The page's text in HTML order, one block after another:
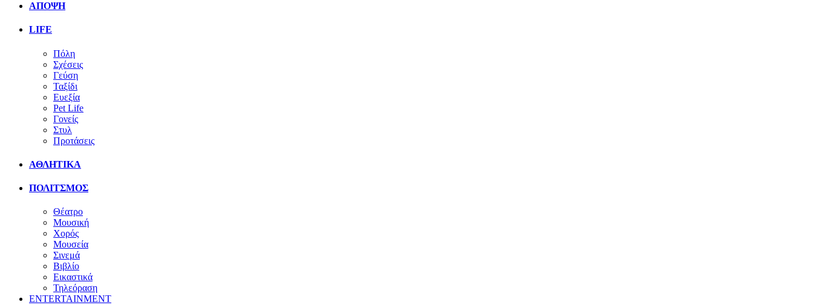
ΑΠΟΨΗ
LIFE
Πόλη
Σχέσεις
Γεύση
Ταξίδι
Ευεξία
Pet Life
Γονείς
Στυλ
Προτάσεις
ΑΘΛΗΤΙΚΑ
ΠΟΛΙΤΣΜΟΣ
Θέατρο
Μουσική
Χορός
Μουσεία
Σινεμά
Βιβλίο
Εικαστικά
Τηλεόραση
ENTERTAINMENT